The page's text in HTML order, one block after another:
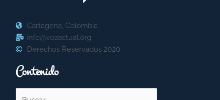
Cartagena, Colombia
info@vozactual.org
Derechos Reservados 2020
Contenido